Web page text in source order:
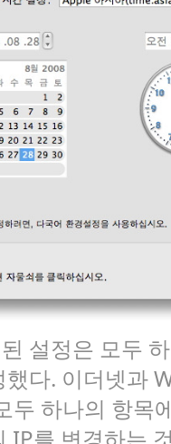
설정은 모두
했다. 이더넷과
두 하나의 항목
IP를 변경하는